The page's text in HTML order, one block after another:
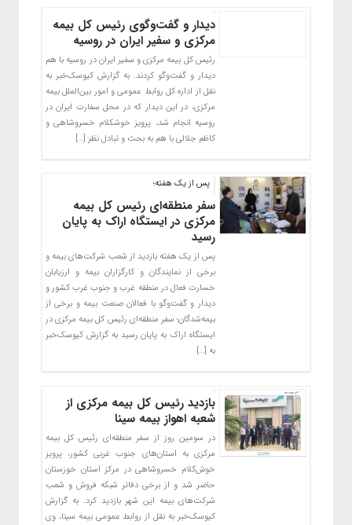
دیدار و گفت‌و‌گوی رئیس کل بیمه
مرکزی و سفیر ایران در روسیه
رئیس کل بیمه مرکزی و سفیر ایران در روسیه با هم
دیدار و گفت‌و‌گو کردند. به گزارش کیوسک‌‌خبر به
نقل از اداره کل روابط عمومی و امور بین‌الملل بیمه
مرکزی، در این دیدار که در محل سفارت ایران در
روسیه انجام شد، پرویز خوشکلام خسروشاهی و
کاظم جلالی با هم به بحث و تبادل نظر […]
پس از یک هفته؛
سفر منطقه‌ای رئیس کل بیمه
مرکزی در ایستگاه اراک به پایان
رسید
پس از یک هفته بازدید از شعب شرکت‌های بیمه و
برخی از نمایندگان و کارگزاران بیمه و ارزیابان
خسارت فعال در منطقه غرب و جنوب غرب کشور و
دیدار و گفت‌وگو با فعالان صنعت بیمه و برخی از
بیمه‌شدگان؛ سفر منطقه‌ای رئیس کل بیمه مرکزی در
ایستگاه اراک به پایان رسید به گزارش کیوسک‌خبر
به […]
بازدید رئیس کل بیمه مرکزی از
شعبه اهواز بیمه سینا
در سومین روز از سفر منطقه‌ای رئیس کل بیمه
مرکزی به استان‌های جنوب غربی کشور، پرویز
خوش‌کلام خسروشاهی در مرکز استان خوزستان
حاضر شد و از برخی دفاتر شبکه فروش و شعب
شرکت‌های بیمه این شهر بازدید کرد. به گزارش
کیوسک‌خبر به نقل از روابط عمومی بیمه سینا، وی